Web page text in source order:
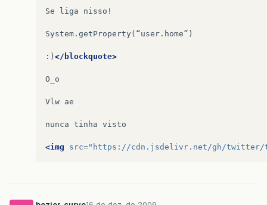
Se liga nisso!
System.getProperty(“user.home”)
:) </blockquote>
O_o
Vlw ae
nunca tinha visto
<img src="https://cdn.jsdelivr.net/gh/twitter/